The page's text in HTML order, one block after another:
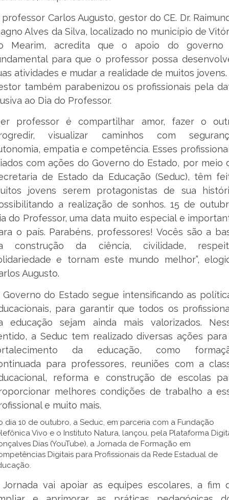
professor Carlos Augusto, gestor do CE. Dr.
Alves da Silva, localizado no município de
Mearim, acredita que o apoio do governo
para que o professor possa
atividades e mudar a realidade de muitos jovens.
também parabenizou os profissionais pela
ao Dia do Professor.
professor é compartilhar amor, fazer o
visualizar caminhos com
empatia e competência. Esses
com ações do Governo do Estado, por meio
de Estado da Educação (Seduc), têm
jovens serem protagonistas de sua
a realização de sonhos. 15 de
do Professor, uma data muito especial e
o país. Parabéns, professores! Vocês são a
construção da ciência, civilidade,
e tornam este mundo melhor”,
Augusto.
Governo do Estado segue intensificando as
para garantir que todos os
educação sejam ainda mais valorizados.
a Seduc tem realizado diversas ações
da educação, como
para professores, reuniões com a
reforma e construção de escolas
melhores condições de trabalho a
e muito mais.
dia 10 de outubro, a Seduc, em parceria com a Fundação
Vivo e o Instituto Natura, lançou, pela Plataforma
Dias (YouTube), a Jornada de Formação em
Digitais para Profissionais da Rede Estadual de
Jornada vai apoiar as equipes escolares, a fim